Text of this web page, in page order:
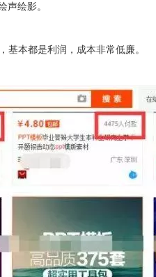
声绘影。
基本都是利润，成本非常低廉。